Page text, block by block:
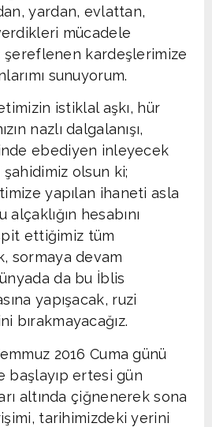
yardan, evlattan,
mücadele
şereflenen kardeşlerimize
sunuyorum.
istiklal aşkı, hür
nazlı dalgalanışı,
ebediyen inleyecek
şahidimiz olsun ki;
yapılan ihaneti asla
alçaklığın hesabını
ettiğimiz tüm
sormaya devam
da bu İblis
yapışacak, ruzi
bırakmayacağız.
2016 Cuma günü
başlayıp ertesi gün
altında çiğnenerek sona
tarihimizdeki yerini